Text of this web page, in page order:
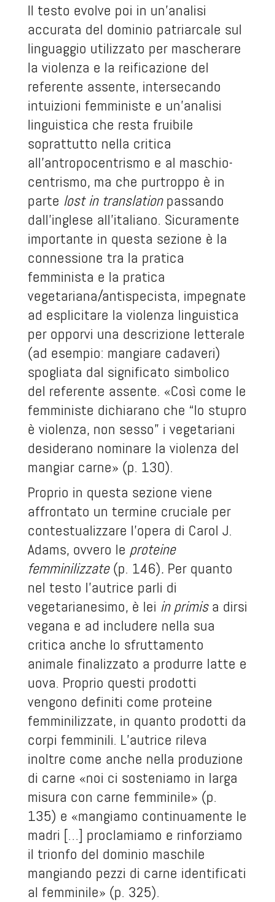
Il testo evolve poi in un’analisi
accurata del dominio patriarcale sul
linguaggio utilizzato per mascherare
la violenza e la reificazione del
referente assente, intersecando
intuizioni femministe e un’analisi
linguistica che resta fruibile
soprattutto nella critica
all’antropocentrismo e al maschio-
centrismo, ma che purtroppo è in
parte lost in translationpassando
dall’inglese all’italiano. Sicuramente
importante in questa sezione è la
connessione tra la pratica
femminista e la pratica
vegetariana/antispecista, impegnate
ad esplicitare la violenza linguistica
per opporvi una descrizione letterale
(ad esempio: mangiare cadaveri)
spogliata dal significato simbolico
del referente assente. «Così come le
femministe dichiarano che “lo stupro
è violenza, non sesso” i vegetariani
desiderano nominare la violenza del
mangiar carne» (p. 130).
Proprio in questa sezione viene
affrontato un termine cruciale per
contestualizzare l’opera di Carol J.
Adams, ovvero le proteine
femminilizzate(p. 146). Per quanto
nel testo l’autrice parli di
vegetarianesimo, è lei in primisa dirsi
vegana e ad includere nella sua
critica anche lo sfruttamento
animale finalizzato a produrre latte e
uova. Proprio questi prodotti
vengono definiti come proteine
femminilizzate, in quanto prodotti da
corpi femminili. L’autrice rileva
inoltre come anche nella produzione
di carne «noi ci sosteniamo in larga
misura con carne femminile» (p.
135) e «mangiamo continuamente le
madri […] proclamiamo e rinforziamo
il trionfo del dominio maschile
mangiando pezzi di carne identificati
al femminile» (p. 325).